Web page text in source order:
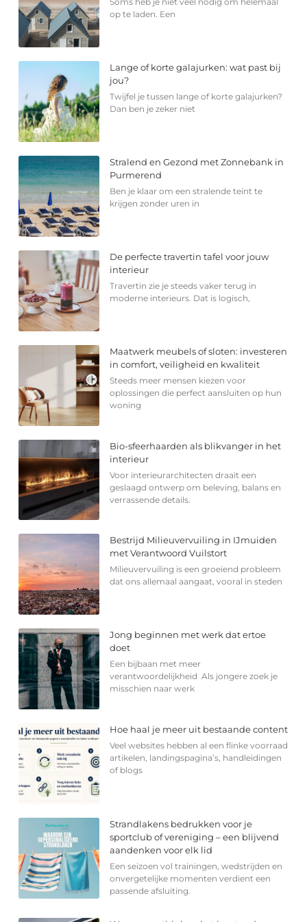
op te laden. Een
Lange of korte galajurken: wat past bij
jou?
Twijfel je tussen lange of korte galajurken?
Dan ben je zeker niet
Stralend en Gezond met Zonnebank in
Purmerend
Ben je klaar om een stralende teint te
krijgen zonder uren in
De perfecte travertin tafel voor jouw
interieur
Travertin zie je steeds vaker terug in
moderne interieurs. Dat is logisch,
Maatwerk meubels of sloten: investeren
in comfort, veiligheid en kwaliteit
Steeds meer mensen kiezen voor
oplossingen die perfect aansluiten op hun
woning
Bio-sfeerhaarden als blikvanger in het
interieur
Voor interieurarchitecten draait een
geslaagd ontwerp om beleving, balans en
verrassende details.
Bestrijd Milieuvervuiling in IJmuiden
met Verantwoord Vuilstort
Milieuvervuiling is een groeiend probleem
dat ons allemaal aangaat, vooral in steden
Jong beginnen met werk dat ertoe
doet
Een bijbaan met meer
verantwoordelijkheid Als jongere zoek je
misschien naar werk
Hoe haal je meer uit bestaande content
Veel websites hebben al een flinke voorraad
artikelen, landingspagina’s, handleidingen
of blogs
Strandlakens bedrukken voor je
sportclub of vereniging – een blijvend
aandenken voor elk lid
Een seizoen vol trainingen, wedstrijden en
onvergetelijke momenten verdient een
passende afsluiting.